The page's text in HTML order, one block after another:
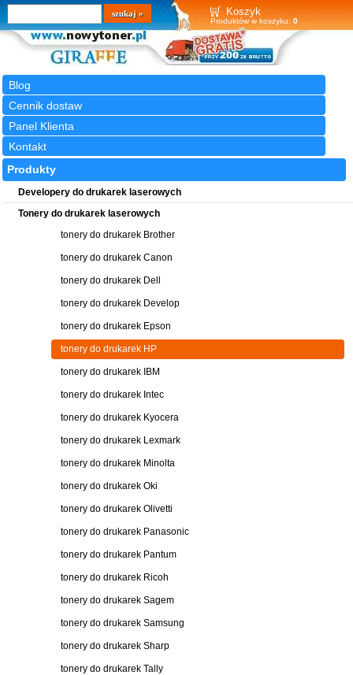
Koszyk
Produktów w koszyku: 0
Blog
Cennik dostaw
Panel Klienta
Kontakt
Wyszukiwarka
szukaj
Produkty
Developery do drukarek laserowych
Tonery do drukarek laserowych
tonery do drukarek Brother
tonery do drukarek Canon
tonery do drukarek Dell
tonery do drukarek Develop
tonery do drukarek Epson
tonery do drukarek HP
tonery do drukarek IBM
tonery do drukarek Intec
tonery do drukarek Kyocera
tonery do drukarek Lexmark
tonery do drukarek Minolta
tonery do drukarek Oki
tonery do drukarek Olivetti
tonery do drukarek Panasonic
tonery do drukarek Pantum
tonery do drukarek Ricoh
tonery do drukarek Sagem
tonery do drukarek Samsung
tonery do drukarek Sharp
tonery do drukarek Tally